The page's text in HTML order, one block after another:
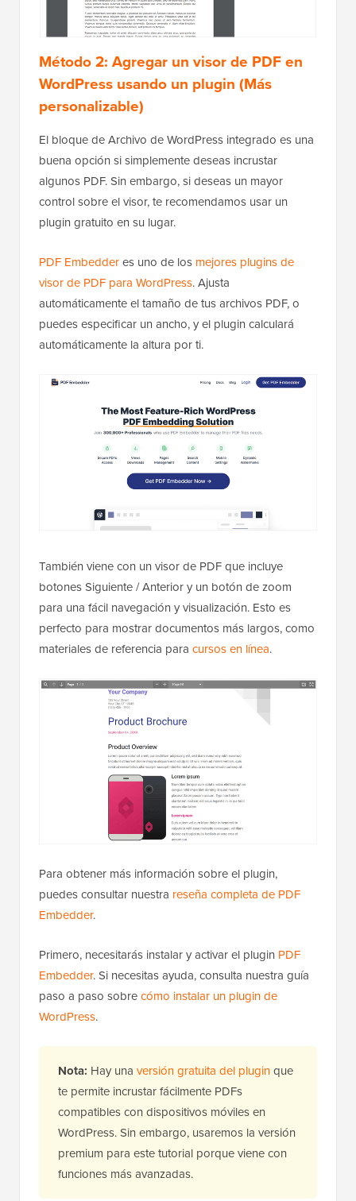
Método 2: Agregar un visor de PDF en
WordPress usando un plugin (Más
personalizable)
El bloque de Archivo de WordPress integrado es una
buena opción si simplemente deseas incrustar
algunos PDF. Sin embargo, si deseas un mayor
control sobre el visor, te recomendamos usar un
plugin gratuito en su lugar.
PDF Embedderes uno de los mejores plugins de
visor de PDF para WordPress. Ajusta
automáticamente el tamaño de tus archivos PDF, o
puedes especificar un ancho, y el plugin calculará
automáticamente la altura por ti.
También viene con un visor de PDF que incluye
botones Siguiente / Anterior y un botón de zoom
para una fácil navegación y visualización. Esto es
perfecto para mostrar documentos más largos, como
materiales de referencia para cursos en línea.
Para obtener más información sobre el plugin,
puedes consultar nuestra reseña completa de PDF
Embedder.
Primero, necesitarás instalar y activar el plugin PDF
Embedder. Si necesitas ayuda, consulta nuestra guía
paso a paso sobrecómo instalar un plugin de
WordPress.
Nota: Hay una versión gratuita del pluginque
te permite incrustar fácilmente PDFs
compatibles con dispositivos móviles en
WordPress. Sin embargo, usaremos la versión
premium para este tutorial porque viene con
funciones más avanzadas.